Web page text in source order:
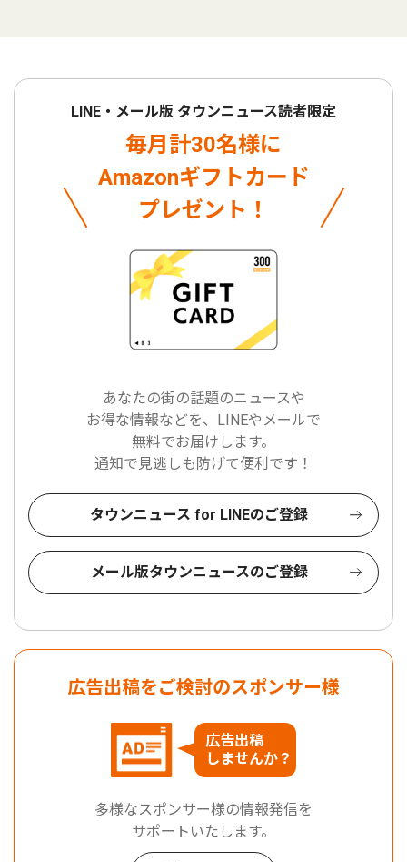
LINE・メール版 タウンニュース読者限定
毎月計30名様に
Amazonギフトカード
プレゼント！
あなたの街の話題のニュースや
お得な情報などを、LINEやメールで
無料でお届けします。
通知で見逃しも防げて便利です！
タウンニュース for LINEのご登録
メール版タウンニュースのご登録
広告出稿をご検討のスポンサー様
広告出稿
しませんか？
多様なスポンサー様の情報発信を
サポートいたします。